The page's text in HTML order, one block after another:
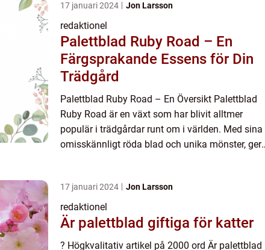
17 januari 2024 Jon Larsson
redaktionel
Palettblad Ruby Road – En
Färgsprakande Essens för Din
Trädgård
Palettblad Ruby Road – En Översikt Palettblad
Ruby Road är en växt som har blivit alltmer
populär i trädgårdar runt om i världen. Med sina
omisskännligt röda blad och unika mönster, ger
17 januari 2024 Jon Larsson
redaktionel
Är palettblad giftiga för katter
? Högkvalitativ artikel på 2000 ord Är palettblad